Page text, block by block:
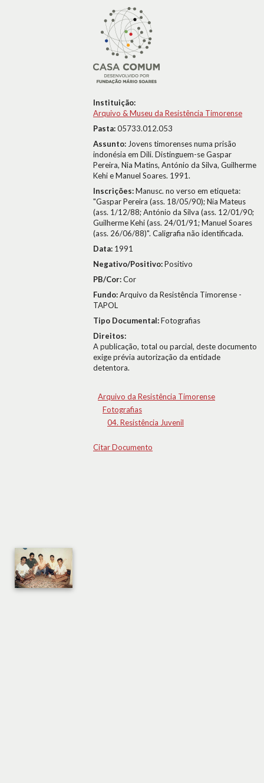
Instituição:
Arquivo & Museu da Resistência Timorense
Pasta:05733.012.053
Assunto: Jovens timorenses numa prisão
indonésia em Dili. Distinguem-se Gaspar
Pereira, Nia Matins, António da Silva, Guilherme
Kehi e Manuel Soares. 1991.
Inscrições:Manusc. no verso em etiqueta:
"Gaspar Pereira (ass. 18/05/90); Nia Mateus
(ass. 1/12/88; António da Silva (ass. 12/01/90;
Guilherme Kehi (ass. 24/01/91; Manuel Soares
(ass. 26/06/88)". Caligrafia não identificada.
Data: 1991
Negativo/Positivo:Positivo
PB/Cor:Cor
Fundo:Arquivo da Resistência Timorense -
TAPOL
Tipo Documental:Fotografias
Direitos:
A publicação, total ou parcial, deste documento
exige prévia autorização da entidade
detentora.
Arquivo da Resistência Timorense
Fotografias
04. Resistência Juvenil
Citar Documento